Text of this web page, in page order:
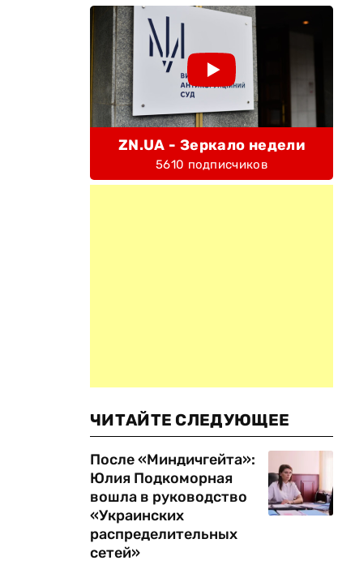
ZN.UA - Зеркало недели
5610 подписчиков
ЧИТАЙТЕ СЛЕДУЮЩЕЕ
После «Миндичгейта»:
Юлия Подкоморная
вошла в руководство
«Украинских
распределительных
сетей»